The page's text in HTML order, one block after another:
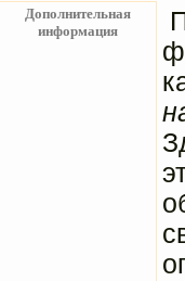
Дополнительная
информация